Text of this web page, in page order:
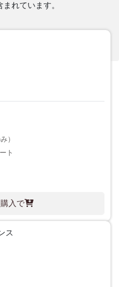
れています。
）
ト
入で
ス